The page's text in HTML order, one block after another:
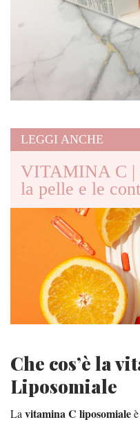
LEGGI ANCHE
VITAMINA C |
la pelle e le
Che cos’è la
Liposomiale
La vitamina C liposomiale